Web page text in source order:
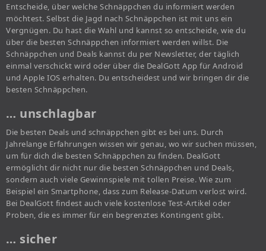
Entscheide, über welche Schnäppchen du informiert werden
möchtest. Selbst die Jagd nach Schnäppchen ist mit uns ein
Vergnügen. Du hast die Wahl und kannst so entscheide, wie du
über die besten Schnäppchen informiert werden willst. Die
Schnäppchen und Deals kannst du per Newsletter, der täglich
einmal verschickt wird oder über die DealGott App für Android
und Apple IOS erhalten. Du entscheidest und wir bringen dir die
besten Schnäppchen.
… unschlagbar
Die besten Deals und schnäppchen gibt es bei uns. Durch
Jahrelange Erfahrungen wissen wir genau, wo wir suchen müssen,
um für dich die besten Schnäppchen zu finden. DealGott
ermöglicht dir nicht nur die besten Schnäppchen und Deals,
sondern auch viele Gewinnspiele mit tollen Preise. Wie zum
Beispiel ein Smartphone, dass zum Release-Datum verlost wird.
Bei DealGott findest auch viele kostenlose Test-Artikel oder
Proben, die es immer für ein begrenztes Kontingent gibt.
… sicher